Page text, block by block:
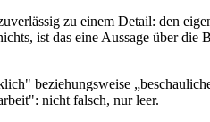
zu einem Detail: den
ist das eine Aussage über
beziehungsweise
nicht falsch, nur leer.